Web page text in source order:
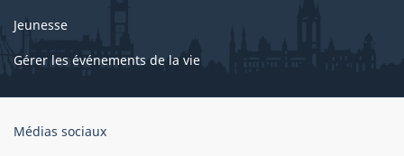
Jeunesse
Gérer les événements de la vie
Organisation
Médias sociaux